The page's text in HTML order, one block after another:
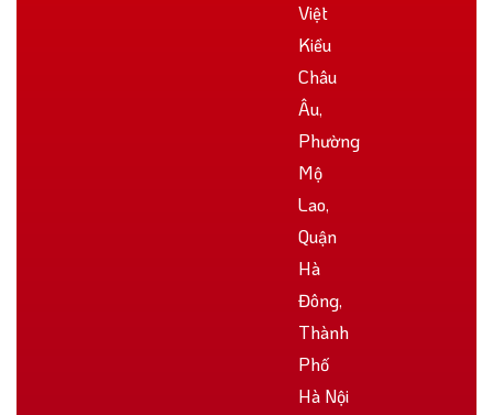
Việt
Kiều
Châu
Âu,
Phường
Mộ
Lao,
Quận
Hà
Đông,
Thành
Phố
Hà Nội